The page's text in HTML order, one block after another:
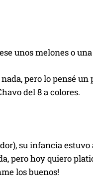
unos melones o
pero lo pensé
del 8 a colores.
su infancia
pero hoy quiero
los buenos!